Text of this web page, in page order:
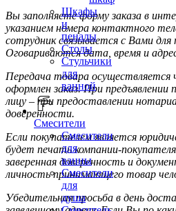
Шкафы
и
пеналы
Столы
Стульчики
для
ванной
Смесители
Смесители
для
ванны
Смесители
для
душа
Вы заполняете форму заказа в
указанием номера контактного
сотрудник связывается с Вами
Оговариваются дата, время и
Передача товара осуществляется
оформлен заказ. При предъявлении
лицу – при предоставлении
доверенности.
Если покупателем является
будет печать компании-
заверенная доверенность и
личность принимающего товар
Убедительная просьба в день